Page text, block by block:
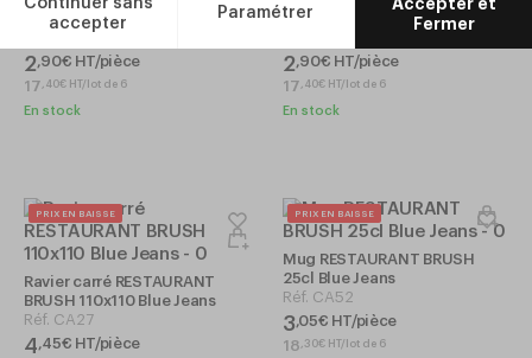
BRUSH Ø120mm Blue Jeans
CA25
2,90€ HT/pièce
17 , 40€ HT/lot de 6
En stock
BRUSH Ø120mm Blue Jeans
2,90€ HT/pièce
17 , 40€ HT/lot de 6
En stock
PRIX EN BAISSE
Ravier carré RESTAURANT
BRUSH 110x110 Blue Jeans
Réf. CA27
4,45€ HT/pièce
PRIX EN BAISSE
Mug RESTAURANT BRUSH
25cl Blue Jeans
Réf. CA52
3,05€ HT/pièce
18 ,30€ HT/lot de 6